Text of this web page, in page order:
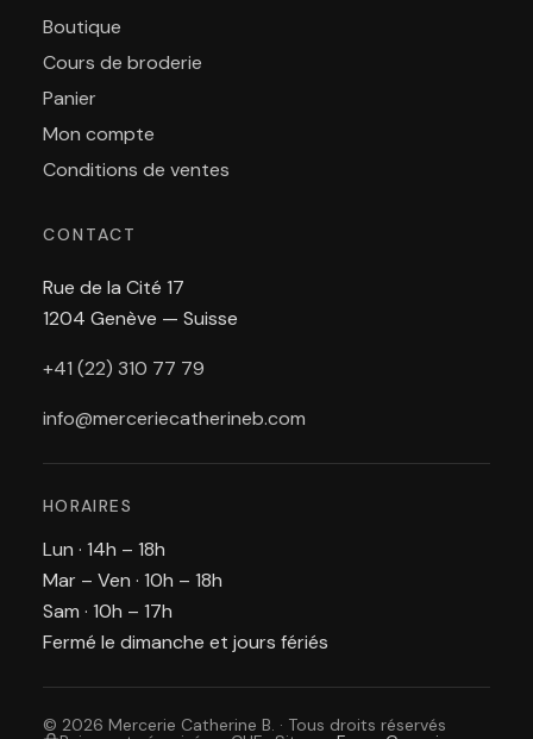
Boutique
Cours de broderie
Panier
Mon compte
Conditions de ventes
CONTACT
Rue de la Cité 17
1204 Genève — Suisse
+41 (22) 310 77 79
info@merceriecatherineb.com
HORAIRES
Lun · 14h – 18h
Mar – Ven · 10h – 18h
Sam · 10h – 17h
Fermé le dimanche et jours fériés
© 2026 Mercerie Catherine B. · Tous droits réservés